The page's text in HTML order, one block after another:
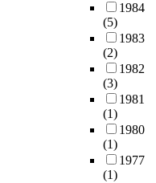
1984
(5)
1983
(2)
1982
(3)
1981
(1)
1980
(1)
1977
(1)